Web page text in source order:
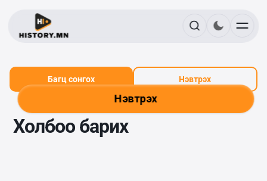
Нэвтрэх
Багц сонгох Нэвтрэх
Холбоо барих